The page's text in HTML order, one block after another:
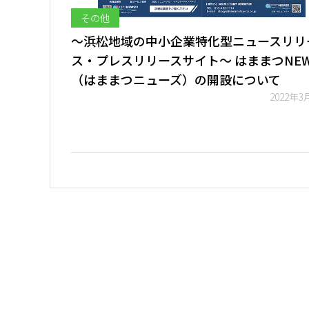
その他
～浜松地域の中小企業特化型ニュースリリ
ス・プレスリリースサイト～ はままつ
（はままつニューズ）の開設について
2022年3